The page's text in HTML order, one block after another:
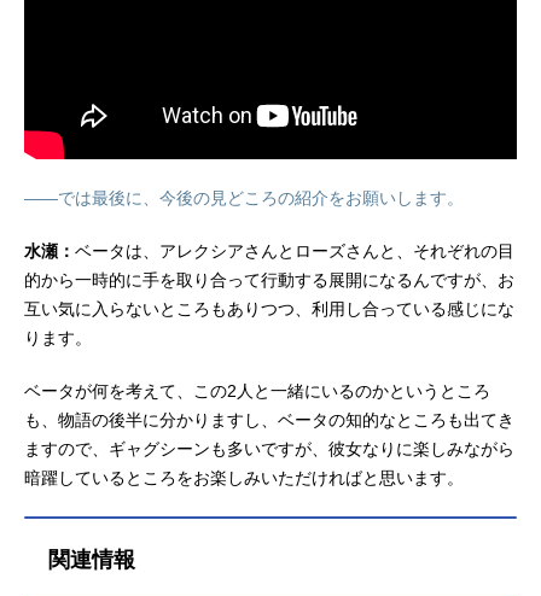
――では最後に、今後の見どころの紹介をお願いします。
水瀬： ベータは、アレクシアさんとローズさんと、それぞれの目
的から一時的に手を取り合って行動する展開になるんですが、お
互い気に入らないところもありつつ、利用し合っている感じにな
ります。
ベータが何を考えて、この2人と一緒にいるのかというところ
も、物語の後半に分かりますし、ベータの知的なところも出てき
ますので、ギャグシーンも多いですが、彼女なりに楽しみながら
暗躍しているところをお楽しみいただければと思います。
関連情報